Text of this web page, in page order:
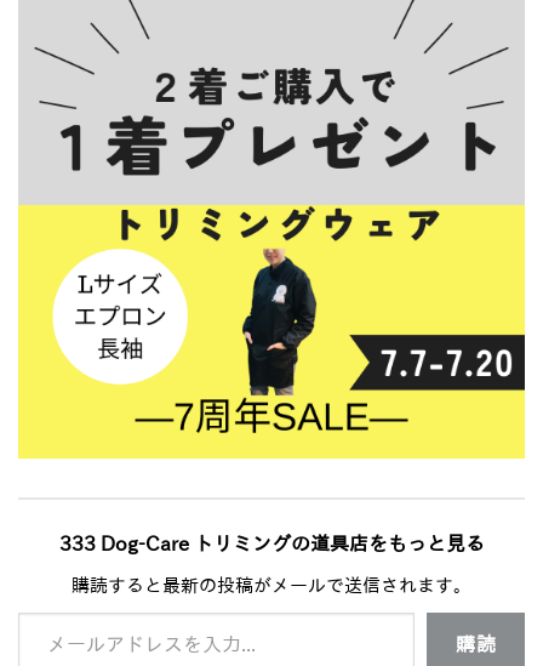
333 Dog-Care トリミングの道具店をもっと見る
購読すると最新の投稿がメールで送信されます。
メールアドレスを入力...
購読